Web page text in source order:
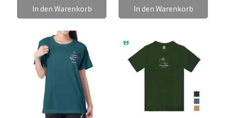
In den Warenkorb In den Warenkorb